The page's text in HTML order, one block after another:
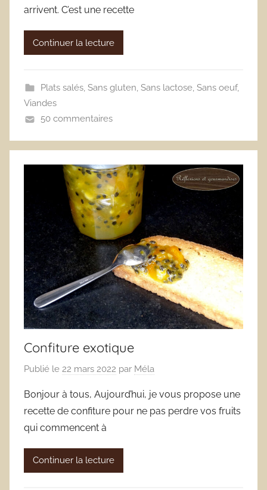
arrivent. C’est une recette
Continuer la lecture
Plats salés, Sans gluten, Sans lactose, Sans oeuf,
Viandes
50 commentaires
Confiture exotique
Publié le 22 mars 2022 par Méla
Bonjour à tous, Aujourd’hui, je vous propose une
recette de confiture pour ne pas perdre vos fruits
qui commencent à
Continuer la lecture